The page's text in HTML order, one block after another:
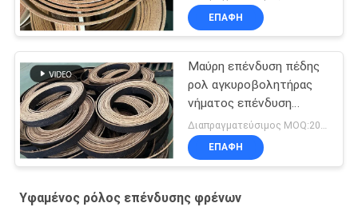
πέδησης τρυπημένο
υφασμένο επένδυση
ΕΠΑΦΉ
Μαύρη επένδυση πέδης
ρολ αγκυροβολητήρας
νήματος επένδυση
πέδης μαύρο χρώμα
υφασμένη επένδυση
πέδης
ΕΠΑΦΉ
Υφαμένος ρόλος επένδυσης φρένων